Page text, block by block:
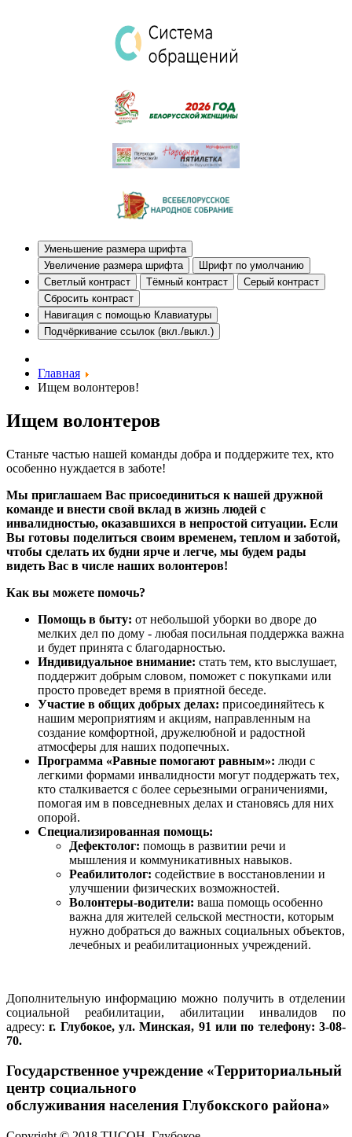
Уменьшение размера шрифта
Увеличение размера шрифта
Шрифт по умолчанию
Светлый контраст
Тёмный контраст
Серый контраст
Сбросить контраст
Навигация с помощью Клавиатуры
Подчёркивание ссылок (вкл./выкл.)
Главная
Ищем волонтеров!
Ищем волонтеров
Станьте частью нашей команды добра и поддержите тех, кто
особенно нуждается в заботе!
Мы приглашаем Вас присоединиться к нашей дружной
команде и внести свой вклад в жизнь людей с
инвалидностью, оказавшихся в непростой ситуации. Если
Вы готовы поделиться своим временем, теплом и заботой,
чтобы сделать их будни ярче и легче, мы будем рады
видеть Вас в числе наших волонтеров!
Как вы можете помочь?
Помощь в быту: от небольшой уборки во дворе до
мелких дел по дому - любая посильная поддержка важна
и будет принята с благодарностью.
Индивидуальное внимание: стать тем, кто выслушает,
поддержит добрым словом, поможет с покупками или
просто проведет время в приятной беседе.
Участие в общих добрых делах: присоединяйтесь к
нашим мероприятиям и акциям, направленным на
создание комфортной, дружелюбной и радостной
атмосферы для наших подопечных.
Программа «Равные помогают равным»: люди с
легкими формами инвалидности могут поддержать тех,
кто сталкивается с более серьезными ограничениями,
помогая им в повседневных делах и становясь для них
опорой.
Специализированная помощь:
Дефектолог: помощь в развитии речи и
мышления и коммуникативных навыков.
Реабилитолог: содействие в восстановлении и
улучшении физических возможностей.
Волонтеры-водители: ваша помощь особенно
важна для жителей сельской местности, которым
нужно добраться до важных социальных объектов,
лечебных и реабилитационных учреждений.
Дополнительную информацию можно получить в отделении
социальной реабилитации, абилитации инвалидов по
адресу:г. Глубокое, ул. Минская, 91 или по телефону:3-08-
70.
Государственное учреждение «Территориальный
центр социального
обслуживания населения Глубокского района»